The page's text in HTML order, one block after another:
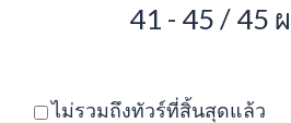
41 - 45 / 45
ไม่รวมถึงทัวร์ที่สิ้นสุดแล้ว